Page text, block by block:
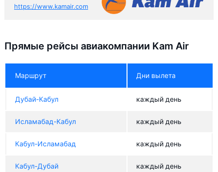
https://www.kamair.com
Прямые рейсы авиакомпании Kam Air
Маршрут Дни вылета
Дубай-Кабул каждый день
Исламабад-Кабул каждый день
Кабул-Исламабад каждый день
Кабул-Дубай каждый день